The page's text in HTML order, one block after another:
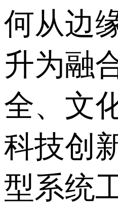
何从边
升为融
全、文
科技创
型系统